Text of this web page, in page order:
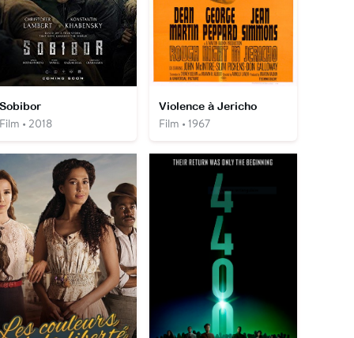
• 2018
Violence à Jericho
Film • 1967